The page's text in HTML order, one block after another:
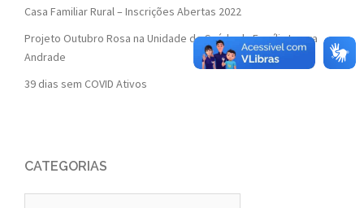
Casa Familiar Rural – Inscrições Abertas 2022
Projeto Outubro Rosa na Unidade de Saúde da Família Isaura
Andrade
39 dias sem COVID Ativos
CATEGORIAS